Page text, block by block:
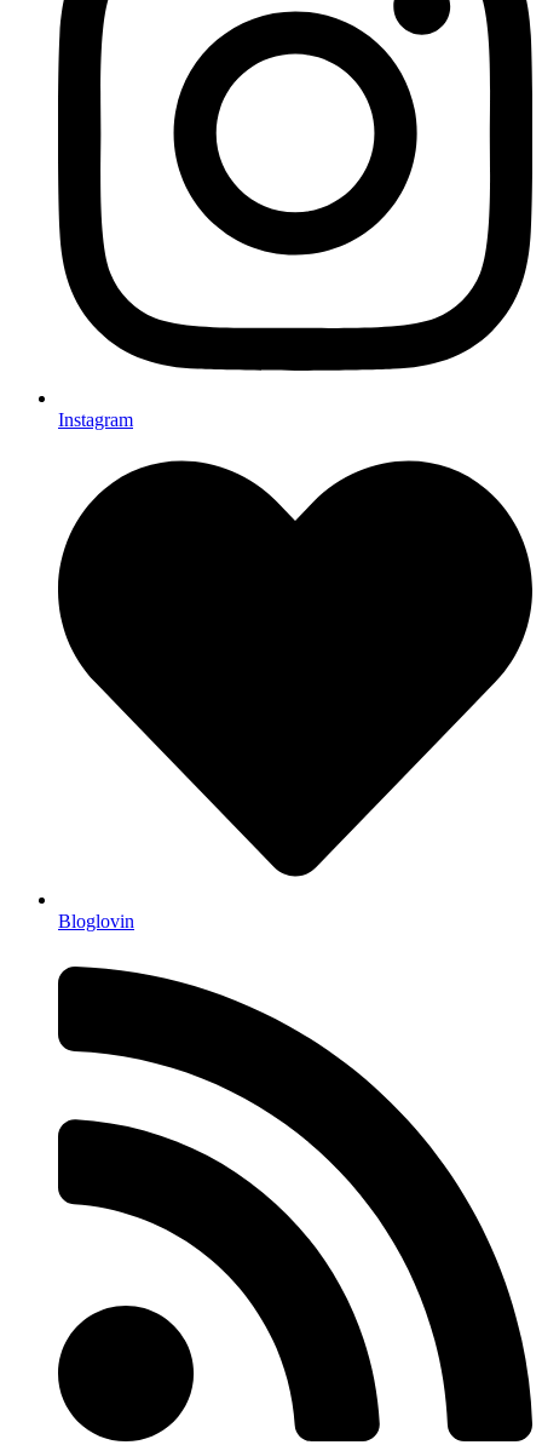
Instagram
Bloglovin